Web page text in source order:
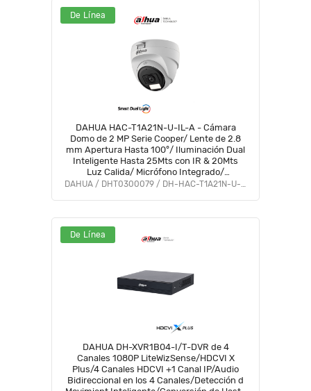
De Línea
DAHUA HAC-T1A21N-U-IL-A - Cámara
Domo de 2 MP Serie Cooper/ Lente de 2.8
mm Apertura Hasta 100°/ Iluminación Dual
Inteligente Hasta 25Mts con IR & 20Mts
Luz Calida/ Micrófono Integrado/
Policarbonato/ #LoNuevo #OD #CD
DAHUA / DHT0300079 / DH-HAC-T1A21N-U-IL-A
De Línea
DAHUA DH-XVR1B04-I/T-DVR de 4
Canales 1080P LiteWizSense/HDCVI X
Plus/4 Canales HDCVI +1 Canal IP/Audio
Bidireccional en los 4 Canales/Detección d